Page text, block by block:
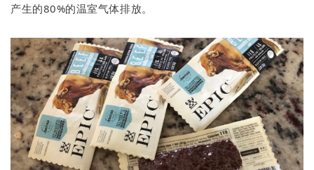
产生的80%的温室气体排放。